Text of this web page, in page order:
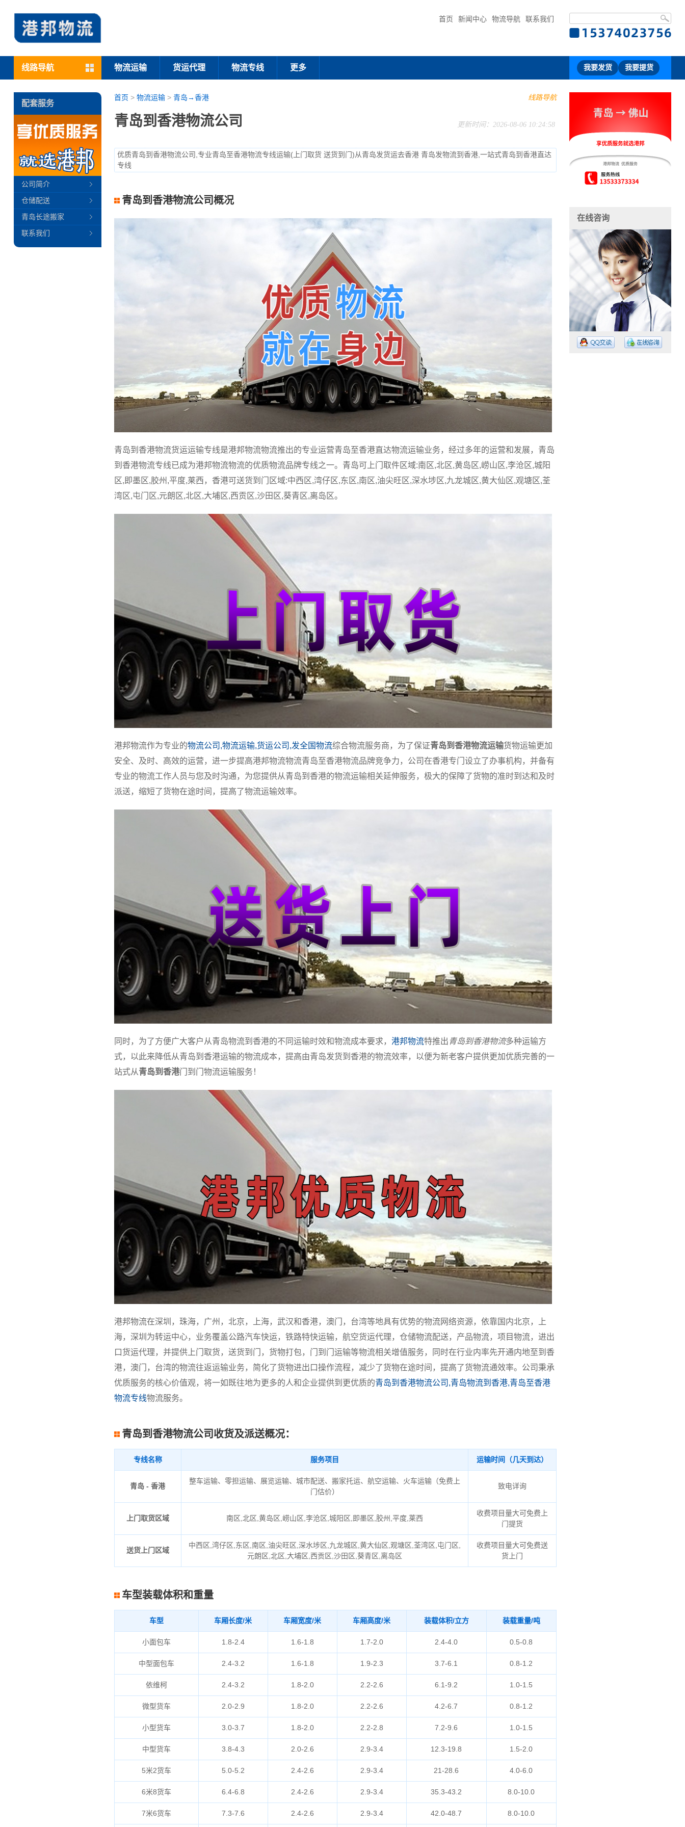
首页 新闻中心 物流导航 联系我们
线路导航 物流运输 货运代理 物流专线 更多 我要发货 我要提货
线路导航
首页 > 物流运输> 青岛→香港
青岛到香港物流公司 更新时间：2026-08-06 10:24:58
优质青岛到香港物流公司,专业青岛至香港物流专线运输(上门取货 送货到门)从青岛发货运去香港 青岛发物流到香港,一站式青岛到香港直达
专线
青岛到香港物流公司概况
青岛到香港物流货运运输专线是港邦物流物流推出的专业运营青岛至香港直达物流运输业务，经过多年的运营和发展，青岛
到香港物流专线已成为港邦物流物流的优质物流品牌专线之一。青岛可上门取件区域:南区,北区,黄岛区,崂山区,李沧区,城阳
区,即墨区,胶州,平度,莱西，香港可送货到门区域:中西区,湾仔区,东区,南区,油尖旺区,深水埗区,九龙城区,黄大仙区,观塘区,荃
湾区,屯门区,元朗区,北区,大埔区,西贡区,沙田区,葵青区,离岛区。
港邦物流作为专业的物流公司,物流运输,货运公司,发全国物流综合物流服务商，为了保证青岛到香港物流运输货物运输更加
安全、及时、高效的运营，进一步提高港邦物流物流青岛至香港物流品牌竞争力，公司在香港专门设立了办事机构，并备有
专业的物流工作人员与您及时沟通，为您提供从青岛到香港的物流运输相关延伸服务，极大的保障了货物的准时到达和及时
派送，缩短了货物在途时间，提高了物流运输效率。
同时，为了方便广大客户从青岛物流到香港的不同运输时效和物流成本要求， 港邦物流特推出 青岛到香港物流多种运输方
式，以此来降低从青岛到香港运输的物流成本，提高由青岛发货到香港的物流效率，以便为新老客户提供更加优质完善的一
站式从青岛到香港门到门物流运输服务！
港邦物流在深圳，珠海，广州，北京，上海，武汉和香港，澳门，台湾等地具有优势的物流网络资源，依靠国内北京，上
海，深圳为转运中心，业务覆盖公路汽车快运，铁路特快运输，航空货运代理，仓储物流配送，产品物流，项目物流，进出
口货运代理，并提供上门取货，送货到门，货物打包，门到门运输等物流相关增值服务，同时在行业内率先开通内地至到香
港，澳门，台湾的物流往返运输业务，简化了货物进出口操作流程，减少了货物在途时间，提高了货物流通效率。公司秉承
优质服务的核心价值观，将一如既往地为更多的人和企业提供到更优质的青岛到香港物流公司,青岛物流到香港,青岛至香港
物流专线物流服务。
青岛到香港物流公司收货及派送概况：
专线名称 服务项目 运输时间（几天到达）
青岛 - 香港
整车运输、零担运输、展览运输、城市配送、搬家托运、航空运输、火车运输（免费上
门估价）
致电详询
上门取货区域 南区,北区,黄岛区,崂山区,李沧区,城阳区,即墨区,胶州,平度,莱西
收费项目量大可免费上
门提货
送货上门区域
中西区,湾仔区,东区,南区,油尖旺区,深水埗区,九龙城区,黄大仙区,观塘区,荃湾区,屯门区,
元朗区,北区,大埔区,西贡区,沙田区,葵青区,离岛区
收费项目量大可免费送
货上门
车型装载体积和重量
车型 车厢长度/米 车厢宽度/米 车厢高度/米 装载体积/立方 装载重量/吨
小面包车 1.8-2.4 1.6-1.8 1.7-2.0 2.4-4.0 0.5-0.8
中型面包车 2.4-3.2 1.6-1.8 1.9-2.3 3.7-6.1 0.8-1.2
依维柯 2.4-3.2 1.8-2.0 2.2-2.6 6.1-9.2 1.0-1.5
微型货车 2.0-2.9 1.8-2.0 2.2-2.6 4.2-6.7 0.8-1.2
小型货车 3.0-3.7 1.8-2.0 2.2-2.8 7.2-9.6 1.0-1.5
中型货车 3.8-4.3 2.0-2.6 2.9-3.4 12.3-19.8 1.5-2.0
5米2货车 5.0-5.2 2.4-2.6 2.9-3.4 21-28.6 4.0-6.0
6米8货车 6.4-6.8 2.4-2.6 2.9-3.4 35.3-43.2 8.0-10.0
7米6货车 7.3-7.6 2.4-2.6 2.9-3.4 42.0-48.7 8.0-10.0
配套服务
公司简介
仓储配送
青岛长途搬家
联系我们
在线咨询